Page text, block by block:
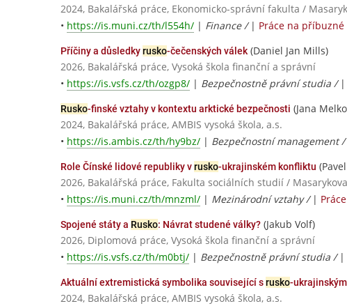
2024, Bakalářská práce, Ekonomicko-správní fakulta /
• https://is.muni.cz/th/l554h/ | Finance / | Práce na příbuzné
Příčiny a důsledkyrusko-čečenských válek (Daniel Jan Mills)
2026, Bakalářská práce, Vysoká škola finanční a správní
• https://is.vsfs.cz/th/ozgp8/ | Bezpečnostně právní studia / |
Rusko-finské vztahy v kontextu arktické bezpečnosti (Jana
2024, Bakalářská práce, AMBIS vysoká škola, a.s.
• https://is.ambis.cz/th/hy9bz/ | Bezpečnostní management /
Role Čínské lidové republiky vrusko-ukrajinském konfliktu
2026, Bakalářská práce, Fakulta sociálních studií /
• https://is.muni.cz/th/mnzml/ | Mezinárodní vztahy / |
Spojené státy a Rusko: Návrat studené války? (Jakub Volf)
2026, Diplomová práce, Vysoká škola finanční a správní
• https://is.vsfs.cz/th/m0btj/ | Bezpečnostně právní studia / |
Aktuální extremistická symbolika související srusko-
2024, Bakalářská práce, AMBIS vysoká škola, a.s.